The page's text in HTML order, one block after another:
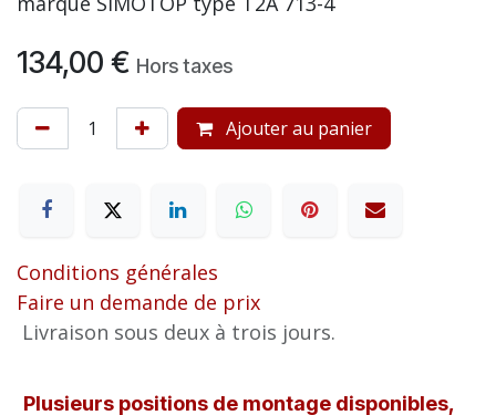
134,00 € Hors taxes
Ajouter au panier
Conditions générales
Faire un demande de prix
Livraison sous deux à trois jours.
Plusieurs positions de montage disponibles,